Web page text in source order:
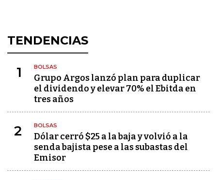
TENDENCIAS
1 BOLSAS
Grupo Argos lanzó plan para duplicar
el dividendo y elevar 70% el Ebitda en
tres años
2 BOLSAS
Dólar cerró $25 a la baja y volvió a la
senda bajista pese a las subastas del
Emisor